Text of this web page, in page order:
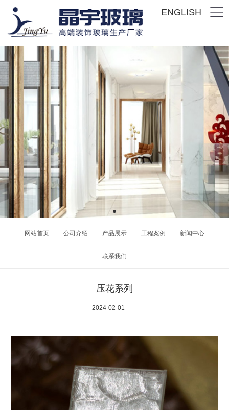
ENGLISH
网站首页 公司介绍 产品展示 工程案例 新闻中心
联系我们
压花系列
2024-02-01